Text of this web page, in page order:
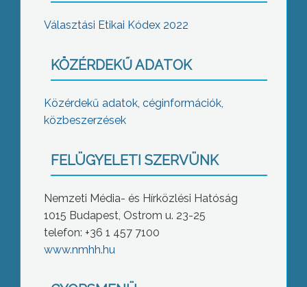
Választási Etikai Kódex 2022
KÖZÉRDEKŰ ADATOK
Közérdekű adatok, céginformációk,
közbeszerzések
FELÜGYELETI SZERVÜNK
Nemzeti Média- és Hírközlési Hatóság
1015 Budapest, Ostrom u. 23-25
telefon: +36 1 457 7100
www.nmhh.hu